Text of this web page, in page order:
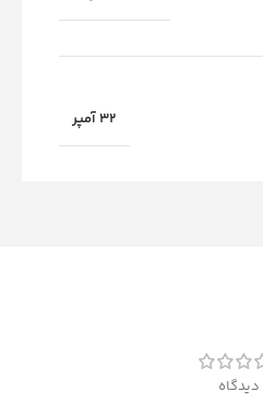
32 آمپر